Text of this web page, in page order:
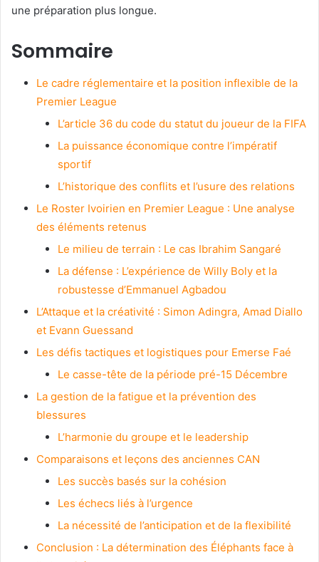
une préparation plus longue.
Sommaire
Le cadre réglementaire et la position inflexible de la
Premier League
L’article 36 du code du statut du joueur de la FIFA
La puissance économique contre l’impératif
sportif
L’historique des conflits et l’usure des relations
Le Roster Ivoirien en Premier League : Une analyse
des éléments retenus
Le milieu de terrain : Le cas Ibrahim Sangaré
La défense : L’expérience de Willy Boly et la
robustesse d’Emmanuel Agbadou
L’Attaque et la créativité : Simon Adingra, Amad Diallo
et Evann Guessand
Les défis tactiques et logistiques pour Emerse Faé
Le casse-tête de la période pré-15 Décembre
La gestion de la fatigue et la prévention des
blessures
L’harmonie du groupe et le leadership
Comparaisons et leçons des anciennes CAN
Les succès basés sur la cohésion
Les échecs liés à l’urgence
La nécessité de l’anticipation et de la flexibilité
Conclusion : La détermination des Éléphants face à